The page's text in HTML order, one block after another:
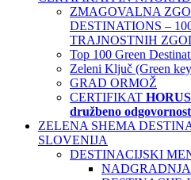
ZMAGOVALNA
DESTINATIONS –
TRAJNOSTNIH
Top 100 Green
Zeleni Ključ (Green
GRAD ORMOŽ
CERTIFIKAT
družbeno
ZELENA SHEMA
SLOVENIJA
DESTINACIJSKI
NADGRADNJA